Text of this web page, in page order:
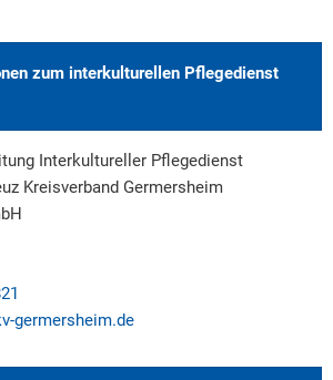
zum interkulturellen Pflegedienst
Interkultureller Pflegedienst
Kreisverband Germersheim
germersheim.de